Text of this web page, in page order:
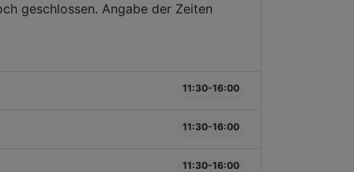
geschlossen. Angabe der Zeiten
11:30-16:00
11:30-16:00
11:30-16:00